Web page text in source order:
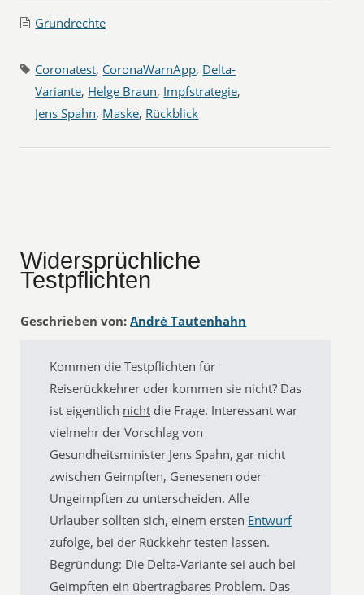
Grundrechte
Coronatest, CoronaWarnApp, Delta-
Variante, Helge Braun, Impfstrategie,
Jens Spahn, Maske, Rückblick
Widersprüchliche
Testpflichten
Geschrieben von: André Tautenhahn
Kommen die Testpflichten für
Reiserückkehrer oder kommen sie nicht? Das
ist eigentlich nicht die Frage. Interessant war
vielmehr der Vorschlag von
Gesundheitsminister Jens Spahn, gar nicht
zwischen Geimpften, Genesenen oder
Ungeimpften zu unterscheiden. Alle
Urlauber sollten sich, einem ersten Entwurf
zufolge, bei der Rückkehr testen lassen.
Begründung: Die Delta-Variante sei auch bei
Geimpften ein übertragbares Problem. Das